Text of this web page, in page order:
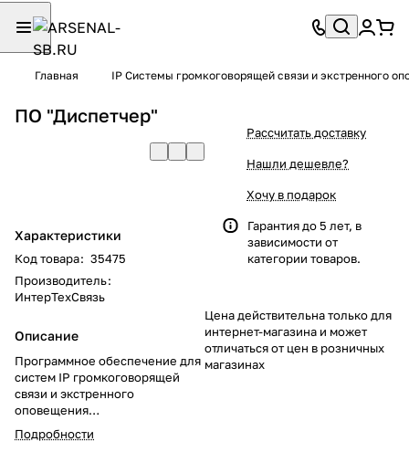
Главная IP Системы громкоговорящей связи и экстренного
ПО "Диспетчер"
Характеристики
Код товара: 35475
Производитель:
ИнтерТехСвязь
Описание
Программное обеспечение для
систем IP громкоговорящей
связи и экстренного
оповещения
SIP 2.0
H.264, H.265,HTTP, RTP, RTSP
Подробности
Рассчитать доставку
Нашли дешевле?
Хочу в подарок
Гарантия до 5 лет, в
зависимости от
категории товаров.
Цена действительна только для
интернет-магазина и может
отличаться от цен в розничных
магазинах